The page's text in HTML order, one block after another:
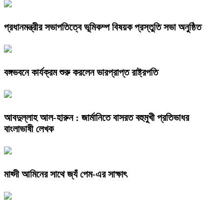
প্রধানমন্ত্রীর সভাপতিত্বে ভূমিকম্প বিষয়ক প্রস্তুতি সভা অনুষ্ঠিত
বঙ্গভবনে কার্যক্রম শুরু করলেন ভারপ্রাপ্ত রাষ্ট্রপতি
আবদুল্লাহ আল-হারুন : জার্মানিতে বাসরত বহুমুখী প্রতিভাধর
বাংলাভাষী লেখক
মাহ্দী আমিনের সাথে জ্যঁ পেম-এর সাক্ষাৎ